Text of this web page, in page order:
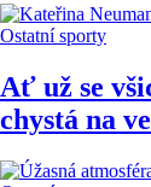
Ostatní sporty
Ať už se
chystá na